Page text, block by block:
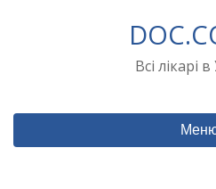
Всі лікарі в